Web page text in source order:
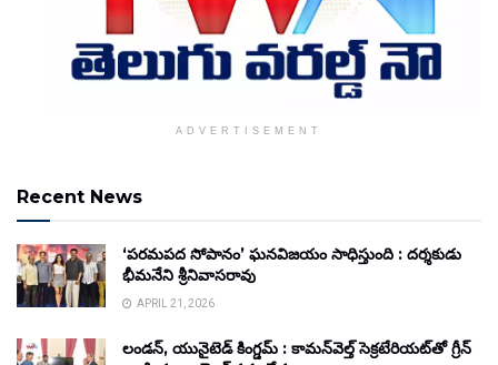
ADVERTISEMENT
Recent News
‘పరమపద సోపానం’ ఘనవిజయం సాధిస్తుంది : దర్శకుడు
భీమనేని శ్రీనివాసరావు
APRIL 21, 2026
లండన్, యునైటెడ్ కింగ్డమ్ : కామన్‌వెల్త్ సెక్రటేరియట్‌తో గ్రీన్